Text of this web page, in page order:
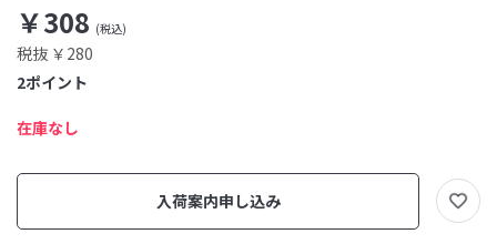
￥308
税抜 ￥280
ポイント
2
在庫なし
入荷案内申し込み